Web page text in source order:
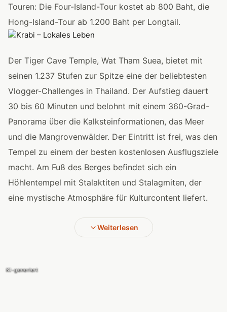
KI-generiert
Touren: Die Four-Island-Tour kostet ab 800 Baht, die
Hong-Island-Tour ab 1.200 Baht per Longtail.
KI-generiert
Der Tiger Cave Temple, Wat Tham Suea, bietet mit
seinen 1.237 Stufen zur Spitze eine der beliebtesten
Vlogger-Challenges in Thailand. Der Aufstieg dauert
30 bis 60 Minuten und belohnt mit einem 360-Grad-
Panorama über die Kalksteinformationen, das Meer
und die Mangrovenwälder. Der Eintritt ist frei, was den
Tempel zu einem der besten kostenlosen Ausflugsziele
macht. Am Fuß des Berges befindet sich ein
Höhlentempel mit Stalaktiten und Stalagmiten, der
eine mystische Atmosphäre für Kulturcontent liefert.
Weiterlesen